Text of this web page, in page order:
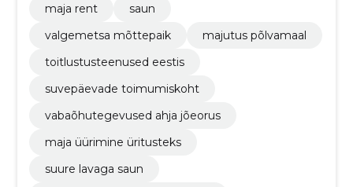
maja rent
saun
valgemetsa mõttepaik
majutus põlvamaal
toitlustusteenused eestis
suvepäevade toimumiskoht
vabaõhutegevused ahja jõeorus
maja üürimine üritusteks
suure lavaga saun